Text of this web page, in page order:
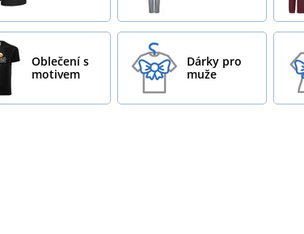
Oblečení s
motivem
Dárky pro
muže